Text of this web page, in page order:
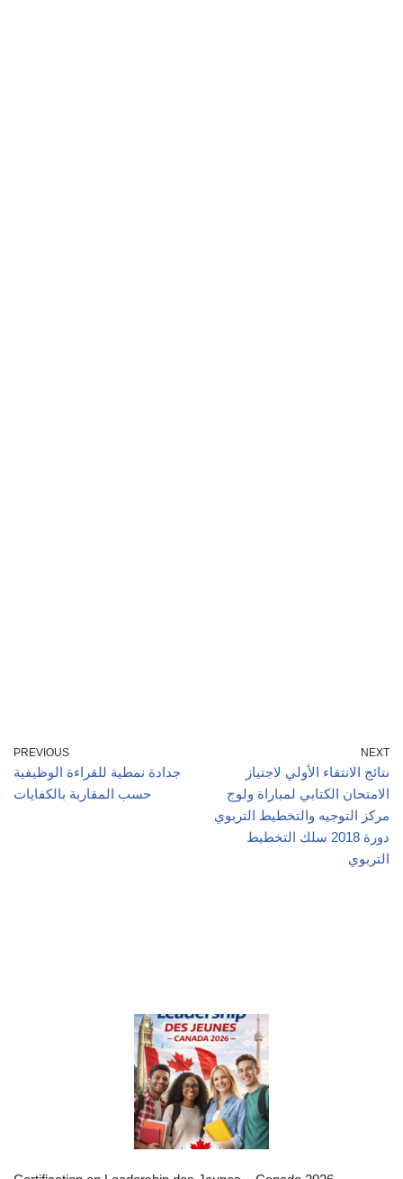
PREVIOUS
جدادة نمطية للقراءة الوظيفية
حسب المقاربة بالكفايات
NEXT
نتائج الانتقاء الأولي لاجتياز
الامتحان الكتابي لمباراة ولوج
مركز التوجيه والتخطيط التربوي
دورة 2018 سلك التخطيط
التربوي